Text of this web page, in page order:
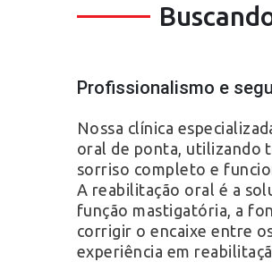
Profissionalismo e
Nossa clínica
oral de ponta, utilizando
sorriso completo e
A reabilitação oral é a
função mastigatória, a
corrigir o encaixe entre
experiência em